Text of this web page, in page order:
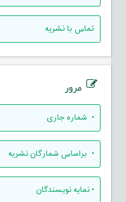
تماس با نشریه
مرور
• شماره جاری
• براساس شمارگان نشریه
•نمایه نویسندگان